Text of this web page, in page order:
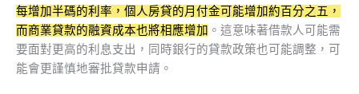
每增加半碼的利率，個人房貸的月付金可能增加約百分之五，
而商業貸款的融資成本也將相應增加 。這意味著借款人可能需
要面對更高的利息支出，同時銀行的貸款政策也可能調整，可
能會更謹慎地審批貸款申請。